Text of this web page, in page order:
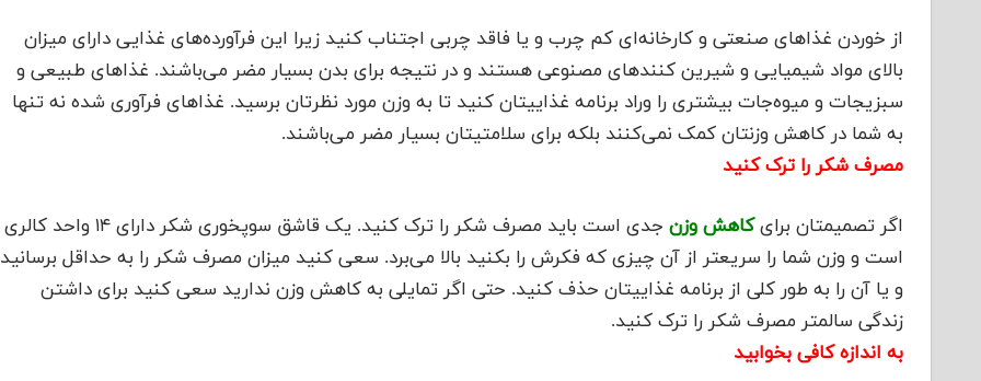
از خوردن غذاهای صنعتی و کارخانه‌ای کم چرب و یا فاقد چربی اجتناب کنید زیرا این فرآورده‌های غذایی دارای میزان
بالای مواد شیمیایی و شیرین کنندهای مصنوعی هستند و در نتیجه برای بدن بسیار مضر می‌باشند. غذاهای طبیعی و
سبزیجات و میوه‌جات بیشتری را وراد برنامه غذاییتان کنید تا به وزن مورد نظرتان برسید. غذاهای فرآوری شده نه تنها
به شما در کاهش وزنتان کمک نمی‌کنند بلکه برای سلامتیتان بسیار مضر می‌باشند.
مصرف شکر را ترک کنید
اگر تصمیمتان برایکاهش وزن
جدی است باید مصرف شکر را ترک کنید. یک قاشق سوپخوری شکر دارای ۱۴ واحد کالری
است و وزن شما را سریعتر از آن چیزی که فکرش را بکنید بالا می‌برد. سعی کنید میزان مصرف شکر را به حداقل برسانید
و یا آن را به طور کلی از برنامه غذاییتان حذف کنید. حتی اگر تمایلی به کاهش وزن ندارید سعی کنید برای داشتن
زندگی سالمتر مصرف شکر را ترک کنید.
به اندازه کافی بخوابید